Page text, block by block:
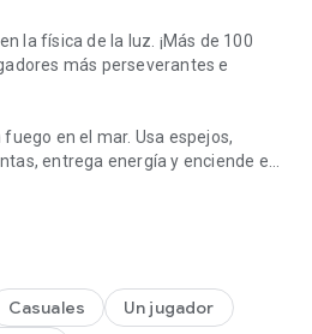
la física de la luz. ¡Más de 100
más perseverantes e
en el mar. Usa espejos,
entrega energía y enciende el
Casuales
Un jugador